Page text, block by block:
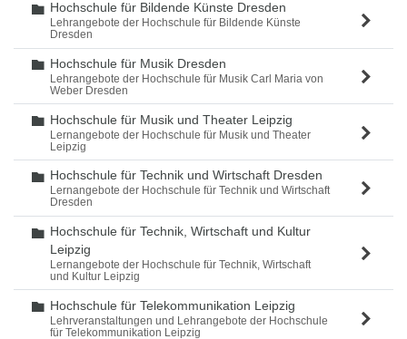
Ordner
Hochschule für Bildende Künste Dresden
Lehrangebote der Hochschule für Bildende Künste
Dresden
Ordner
Hochschule für Musik Dresden
Lehrangebote der Hochschule für Musik Carl Maria von
Weber Dresden
Ordner
Hochschule für Musik und Theater Leipzig
Lernangebote der Hochschule für Musik und Theater
Leipzig
Ordner
Hochschule für Technik und Wirtschaft Dresden
Lernangebote der Hochschule für Technik und Wirtschaft
Dresden
Ordner
Hochschule für Technik, Wirtschaft und Kultur
Leipzig
Lernangebote der Hochschule für Technik, Wirtschaft
und Kultur Leipzig
Ordner
Hochschule für Telekommunikation Leipzig
Lehrveranstaltungen und Lehrangebote der Hochschule
für Telekommunikation Leipzig